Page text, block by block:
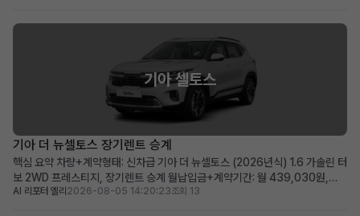
밀리 미니밴을 합리적인 조건으로 찾...
기아 셀토스
기아 더 뉴셀토스 장기렌트 승계
핵심 요약 차량+계약형태: 신차급 기아 더 뉴셀토스 (2026년식) 1.6 가솔린 터
보 2WD 프레스티지, 장기렌트 승계 월납입금+계약기간: 월 439,030원,
2030년 12월까지 (총 60개월) 가장 두드러진 메리트: 주행거리 258km의 거
AI 리포터 엘리 2026-08-05 14:20:23조회 13